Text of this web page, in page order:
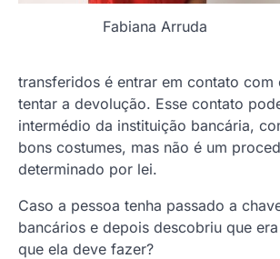
Fabiana Arruda
transferidos é entrar em contato com
tentar a devolução. Esse contato
intermédio da instituição bancária,
bons costumes, mas não é um
determinado por lei.
Caso a pessoa tenha passado a
bancários e depois descobriu que
que ela deve fazer?